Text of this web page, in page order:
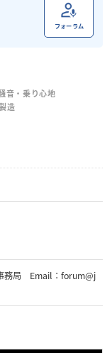
フォーラム
音・乗り心地
造
務局 Email：forum@j